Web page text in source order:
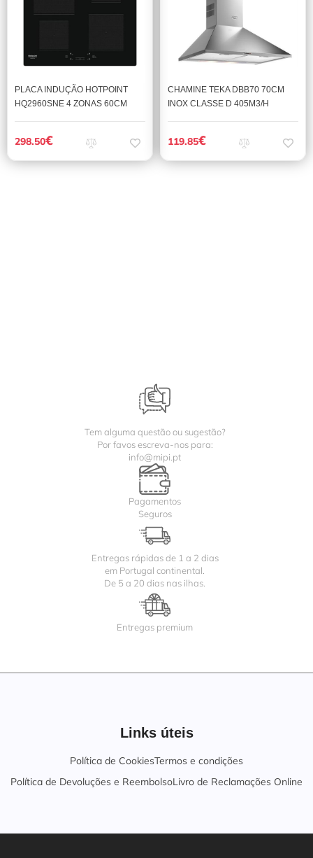
PLACA INDUÇÃO HOTPOINT
HQ2960SNE 4 ZONAS 60CM
298.50€
CHAMINE TEKA DBB70 70CM
INOX CLASSE D 405M3/H
119.85€
Tem alguma questão ou sugestão?
Por favos escreva-nos para:
info@mipi.pt
Pagamentos
Seguros
Entregas rápidas de 1 a 2 dias
em Portugal continental.
De 5 a 20 dias nas ilhas.
Entregas premium
Links úteis
Política de CookiesTermos e condições
Política de Devoluções e ReembolsoLivro de Reclamações Online